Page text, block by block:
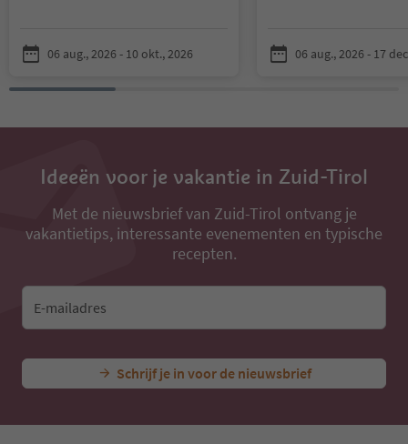
in the Ultental valley
- Every Thursday, Friday and
06 aug., 2026 - 10 okt., 2026 06 aug., 2026 - 17
Ideeën voor je vakantie in Zuid-Tirol
Met de nieuwsbrief van Zuid-Tirol ontvang je
vakantietips, interessante evenementen en typische
recepten.
E-mailadres
Schrijf je in voor de nieuwsbrief